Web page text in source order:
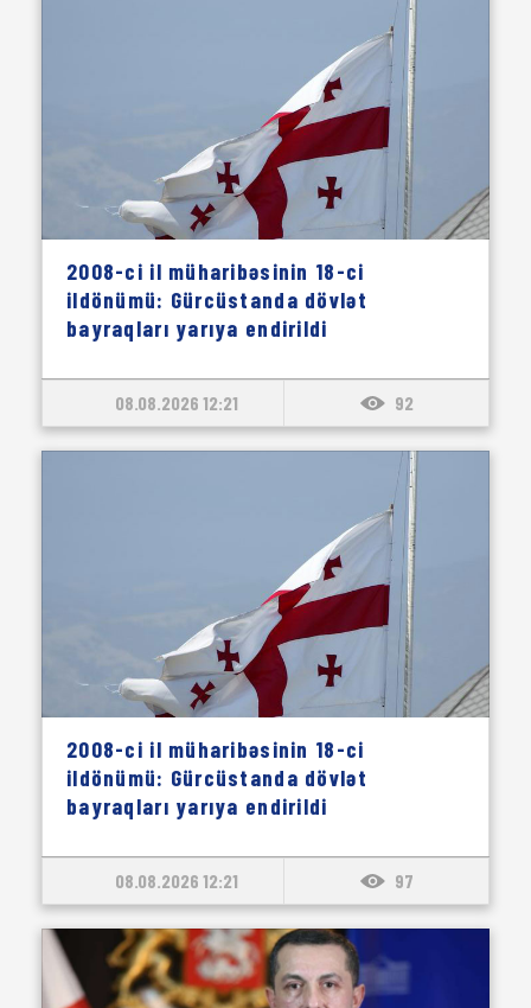
2008-ci il müharibəsinin 18-ci
ildönümü: Gürcüstanda dövlət
bayraqları yarıya endirildi
08.08.2026 12:21 92
2008-ci il müharibəsinin 18-ci
ildönümü: Gürcüstanda dövlət
bayraqları yarıya endirildi
08.08.2026 12:21 97